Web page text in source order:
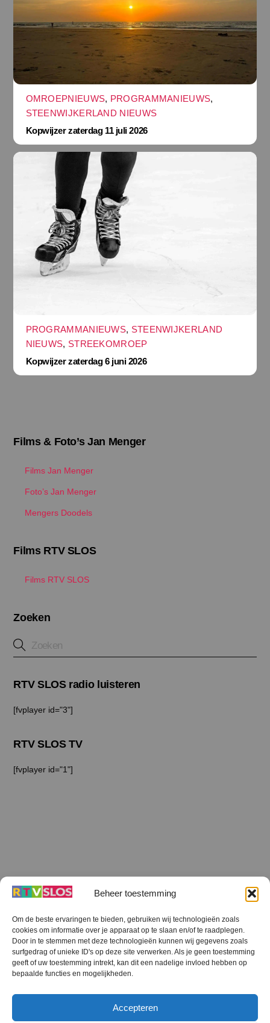
Beheer toestemming
Om de beste ervaringen te bieden, gebruiken wij technologieën zoals
cookies om informatie over je apparaat op te slaan en/of te raadplegen.
Door in te stemmen met deze technologieën kunnen wij gegevens zoals
surfgedrag of unieke ID's op deze site verwerken. Als je geen toestemming
geeft of uw toestemming intrekt, kan dit een nadelige invloed hebben op
bepaalde functies en mogelijkheden.
Accepteren
OMROEPNIEUWS, PROGRAMMANIEUWS,
STEENWIJKERLAND NIEUWS
Kopwijzer zaterdag 11 juli 2026
PROGRAMMANIEUWS, STEENWIJKERLAND
NIEUWS, STREEKOMROEP
Kopwijzer zaterdag 6 juni 2026
Films & Foto’s Jan Menger
Films Jan Menger
Foto’s Jan Menger
Mengers Doodels
Films RTV SLOS
Films RTV SLOS
Zoeken
RTV SLOS radio luisteren
[fvplayer id="3"]
RTV SLOS TV
[fvplayer id="1"]
Terug
naar
boven
RTV SLOS
RTV SLOS ANBI